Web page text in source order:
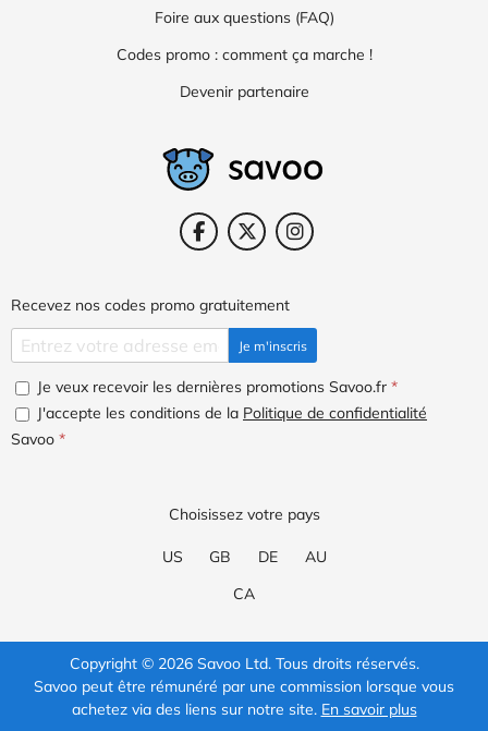
Foire aux questions (FAQ)
Codes promo : comment ça marche !
Devenir partenaire
Recevez nos codes promo gratuitement
Je m'inscris
Je veux recevoir les dernières promotions Savoo.fr *
J'accepte les conditions de la Politique de confidentialité
Savoo *
Choisissez votre pays
US GB DE
AU
CA
Copyright © 2026 Savoo Ltd. Tous droits réservés.
Savoo peut être rémunéré par une commission lorsque vous
achetez via des liens sur notre site. En savoir plus